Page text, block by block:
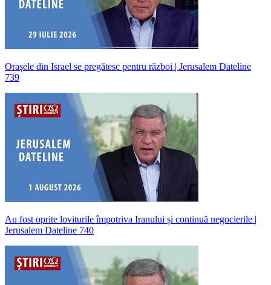
Orașele din Israel se pregătesc pentru război | Jerusalem Dateline
739
Au fost oprite loviturile împotriva Iranului și continuă negocierile |
Jerusalem Dateline 740